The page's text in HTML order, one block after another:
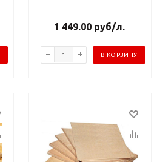
1 449.00руб/л.
В КОРЗИНУ